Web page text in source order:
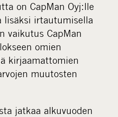
on CapMan Oyj:lle
lisäksi irtautumisella
vaikutus CapMan
omien
kirjaamattomien
muutosten
jatkaa alkuvuoden